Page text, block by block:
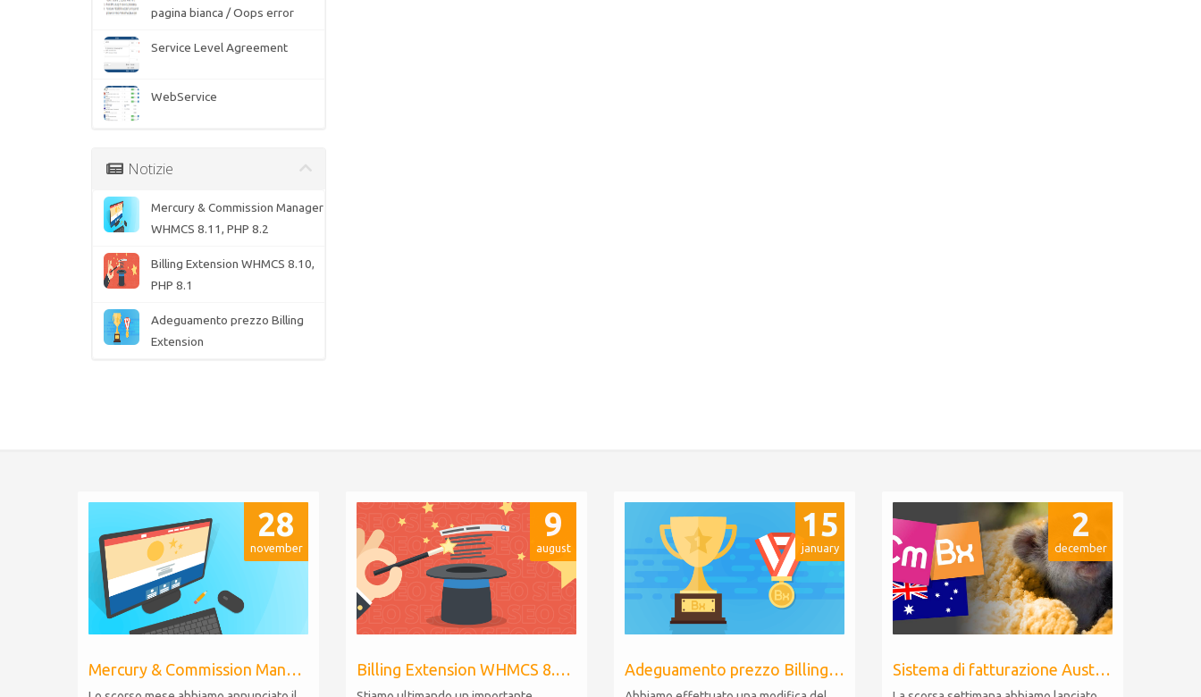
pagina bianca / Oops error
Service Level Agreement
WebService
Notizie
Mercury & Commission Manager
WHMCS 8.11, PHP 8.2
Billing Extension WHMCS 8.10,
PHP 8.1
Adeguamento prezzo Billing
Extension
28
november
Mercury & Commission Manager WHMCS 8.11, PHP 8.2
9
august
Billing Extension WHMCS 8.10, PHP 8.1
15
january
Adeguamento prezzo Billing Extension
2
december
Sistema di fatturazione Australiano per WHMCS